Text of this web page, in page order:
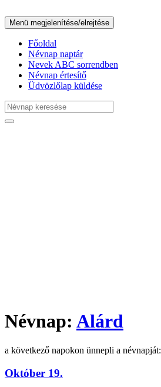
Menü megjelenítése/elrejtése
Főoldal
Névnap naptár
Nevek ABC sorrendben
Névnap értesítő
Üdvözlőlap küldése
Névnap: Alárd
a következő napokon ünnepli a névnapját:
Október 19.